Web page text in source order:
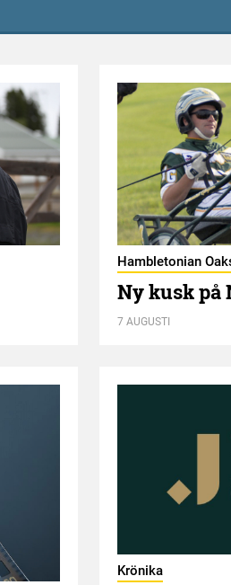
Hambletonian
Ny kusk på
7 AUGUSTI
Krönika